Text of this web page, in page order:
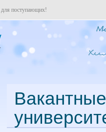
поступающих!